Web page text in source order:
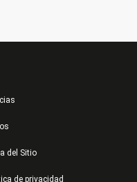
del Sitio
de privacidad